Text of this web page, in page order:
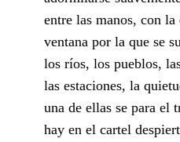
entre las manos, con
ventana por la que se
los ríos, los pueblos,
las estaciones, la
una de ellas se para el
hay en el cartel